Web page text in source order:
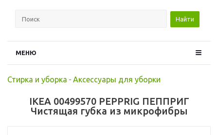
Найти
МЕНЮ
Стирка и уборка - Аксессуары для уборки
IKEA 00499570 PEPPRIG ПЕППРИГ
Чистящая губка из микрофибры